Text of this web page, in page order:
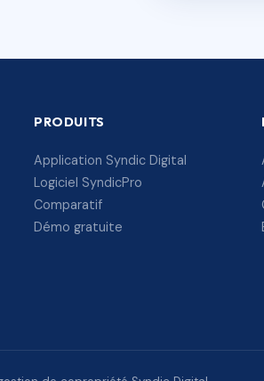
PRODUITS
Application Syndic Digital
Logiciel SyndicPro
Comparatif
Démo gratuite